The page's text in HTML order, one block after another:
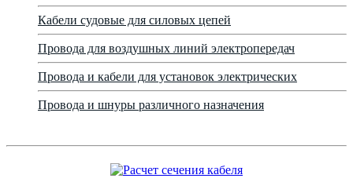
Кабели судовые для силовых цепей
Провода для воздушных линий электропередач
Провода и кабели для установок электрических
Провода и шнуры различного назначения